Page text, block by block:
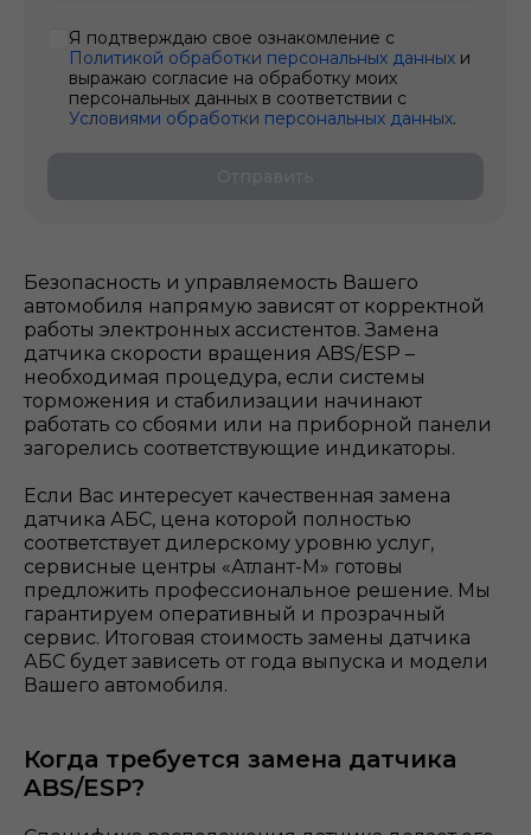
Безопасность и управляемость Вашего
автомобиля напрямую зависят от корректной
работы электронных ассистентов. Замена
датчика скорости вращения ABS/ESP –
необходимая процедура, если системы
торможения и стабилизации начинают
работать со сбоями или на приборной панели
загорелись соответствующие индикаторы.
Если Вас интересует качественная замена
датчика АБС, цена которой полностью
соответствует дилерскому уровню услуг,
сервисные центры «Атлант-М» готовы
предложить профессиональное решение. Мы
гарантируем оперативный и прозрачный
сервис. Итоговая стоимость замены датчика
АБС будет зависеть от года выпуска и модели
Вашего автомобиля.
Когда требуется замена датчика
ABS/ESP?
Я подтверждаю свое ознакомление с
Политикой обработки персональных данных и
выражаю согласие на обработку моих
персональных данных в соответствии с
Условиями обработки персональных данных.